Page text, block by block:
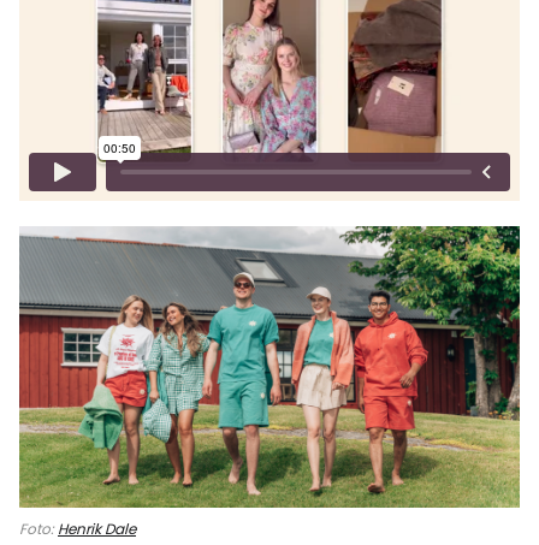
Foto:Henrik Dale